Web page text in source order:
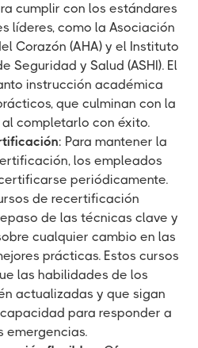
cumplir con los estándares
líderes, como la Asociación
Corazón (AHA) y el Instituto
Seguridad y Salud (ASHI). El
instrucción académica
que culminan con la
completarlo con éxito.
: Para mantener la
los empleados
periódicamente.
de recertificación
de las técnicas clave y
cualquier cambio en las
prácticas. Estos cursos
las habilidades de los
actualizadas y que sigan
para responder a
emergencias.